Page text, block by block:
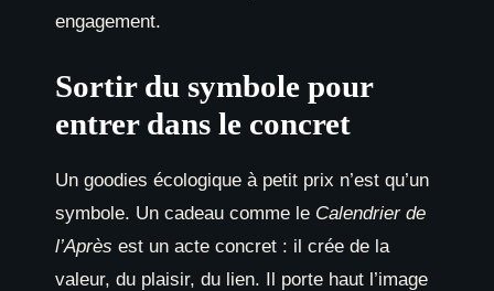
engagement.
Sortir du symbole pour
entrer dans le concret
Un goodies écologique à petit prix n’est qu’un
symbole. Un cadeau comme le Calendrier de
l’Après est un acte concret : il crée de la
valeur, du plaisir, du lien. Il porte haut l’image